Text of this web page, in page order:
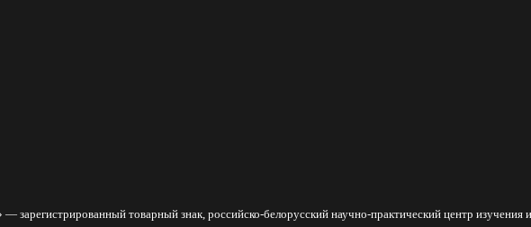
товарный знак, российско-белорусский научно-практический центр изучения